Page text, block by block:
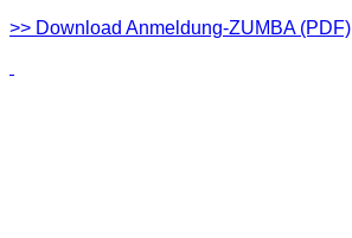
>> Download Anmeldung-ZUMBA (PDF)